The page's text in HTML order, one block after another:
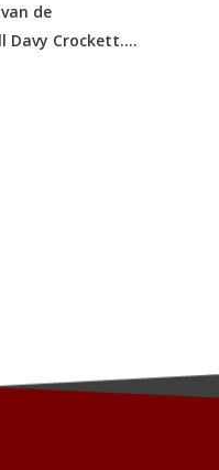
de
Davy Crockett....